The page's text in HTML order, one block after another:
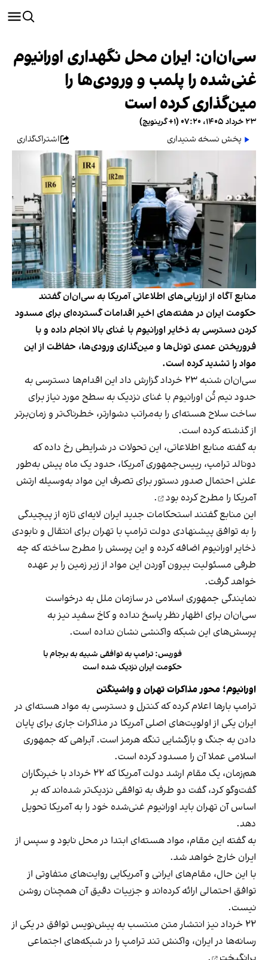
سی‌ان‌ان: ایران محل نگهداری اورانیوم
غنی‌شده را پلمب و ورودی‌ها را
مین‌گذاری کرده است
۲۳ خرداد ۱۴۰۵، ۰۷:۲۰ (‎+۱ گرینویچ)
پخش نسخه شنیداری
اشتراک‌گذاری
منابع آگاه از ارزیابی‌های اطلاعاتی آمریکا به سی‌ان‌ان گفتند
حکومت ایران در هفته‌های اخیر اقدامات گسترده‌ای برای مسدود
کردن دسترسی به ذخایر اورانیوم با غنای بالا انجام داده و با
فروریختن عمدی تونل‌ها و مین‌گذاری ورودی‌ها، حفاظت از این
مواد را تشدید کرده است.
سی‌ان‌ان شنبه ۲۳ خرداد گزارش داد این اقدام‌ها دسترسی به
حدود نیم تُن اورانیوم با غنای نزدیک به سطح مورد نیاز برای
ساخت سلاح هسته‌ای را به‌مراتب دشوارتر، خطرناک‌تر و زمان‌برتر
از گذشته کرده است.
به گفته منابع اطلاعاتی، این تحولات در شرایطی رخ داده که
دونالد ترامپ، رییس‌جمهوری آمریکا، حدود یک ماه پیش به‌طور
علنی احتمال صدور دستور برای تصرف این مواد به‌وسیله ارتش
آمریکا را مطرح کرده بود
.
این منابع گفتند استحکامات جدید ایران لایه‌ای تازه از پیچیدگی
را به توافق پیشنهادی دولت ترامپ با تهران برای انتقال و نابودی
ذخایر اورانیوم اضافه کرده و این پرسش را مطرح ساخته که چه
طرفی مسئولیت بیرون آوردن این مواد از زیر زمین را بر عهده
خواهد گرفت.
نمایندگی جمهوری اسلامی در سازمان ملل به درخواست
سی‌ان‌ان برای اظهار نظر پاسخ نداده و کاخ سفید نیز به
پرسش‌های این شبکه واکنشی نشان نداده است.
فوربس: ترامپ به توافقی شبیه به برجام با
حکومت ایران نزدیک شده است
اورانیوم؛ محور مذاکرات تهران و واشینگتن
ترامپ بارها اعلام کرده که کنترل و دسترسی به مواد هسته‌ای در
ایران یکی از اولویت‌های اصلی آمریکا در مذاکرات جاری برای پایان
دادن به جنگ و بازگشایی تنگه هرمز است. آبراهی که جمهوری
اسلامی عملا آن را مسدود کرده است.
هم‌زمان، یک مقام ارشد دولت آمریکا که ۲۲ خرداد با خبرنگاران
گفت‌وگو کرد، گفت دو طرف به توافقی نزدیک‌تر شده‌اند که بر
اساس آن تهران باید اورانیوم غنی‌شده خود را به آمریکا تحویل
دهد.
به گفته این مقام، مواد هسته‌ای ابتدا در محل نابود و سپس از
ایران خارج خواهد شد.
با این حال، مقام‌های ایرانی و آمریکایی روایت‌های متفاوتی از
توافق احتمالی ارائه کرده‌اند و جزییات دقیق آن همچنان روشن
نیست.
۲۲ خرداد نیز انتشار متن منتسب به پیش‌نویس توافق در یکی از
رسانه‌ها در ایران، واکنش تند ترامپ را در شبکه‌های اجتماعی